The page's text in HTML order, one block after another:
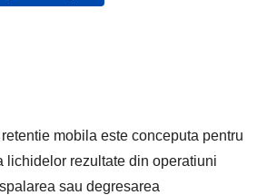
mobila este conceputa pentru
lichidelor rezultate din operatiuni
sau degresarea